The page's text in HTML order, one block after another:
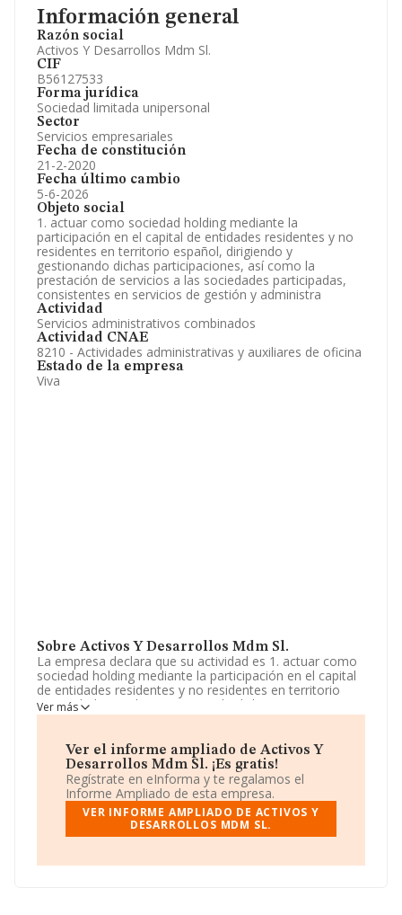
Información general
Razón social
Activos Y Desarrollos Mdm Sl.
CIF
B56127533
Forma jurídica
Sociedad limitada unipersonal
Sector
Servicios empresariales
Fecha de constitución
21-2-2020
Fecha último cambio
5-6-2026
Objeto social
1. actuar como sociedad holding mediante la
participación en el capital de entidades residentes y no
residentes en territorio español, dirigiendo y
gestionando dichas participaciones, así como la
prestación de servicios a las sociedades participadas,
consistentes en servicios de gestión y administra
Actividad
Servicios administrativos combinados
Actividad CNAE
8210 - Actividades administrativas y auxiliares de oficina
Estado de la empresa
Viva
Sobre Activos Y Desarrollos Mdm Sl.
La empresa declara que su actividad es 1. actuar como
sociedad holding mediante la participación en el capital
de entidades residentes y no residentes en territorio
español, dirigiendo y gestionando dichas
participaciones, así como la prestación de servicios a las
gestión y administra. La sociedad está registrada como
Sociedad Limitada. Clasifica su actividad CNAE como
'%cnae%', código 8210. No realiza actividad de
importación y/o exportación.
El número de empleados ha sido el mismo con respecto
al 2023 y atendiendo a los datos disponibles en
media de sector.
Ver más
Ver el informe ampliado de Activos Y
Desarrollos Mdm Sl. ¡Es gratis!
Regístrate en eInforma y te regalamos el
Informe Ampliado de esta empresa.
VER INFORME AMPLIADO DE ACTIVOS Y
DESARROLLOS MDM SL.
Información oficial y registral complementaria.